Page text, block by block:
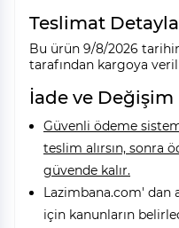
Teslimat
Bu ürün 9/8/2026
tarafından kargoya
İade ve Değişim
Güvenli ödeme
teslim alırsın, sonra
güvende kalır.
Lazimbana.com' dan
için kanunların